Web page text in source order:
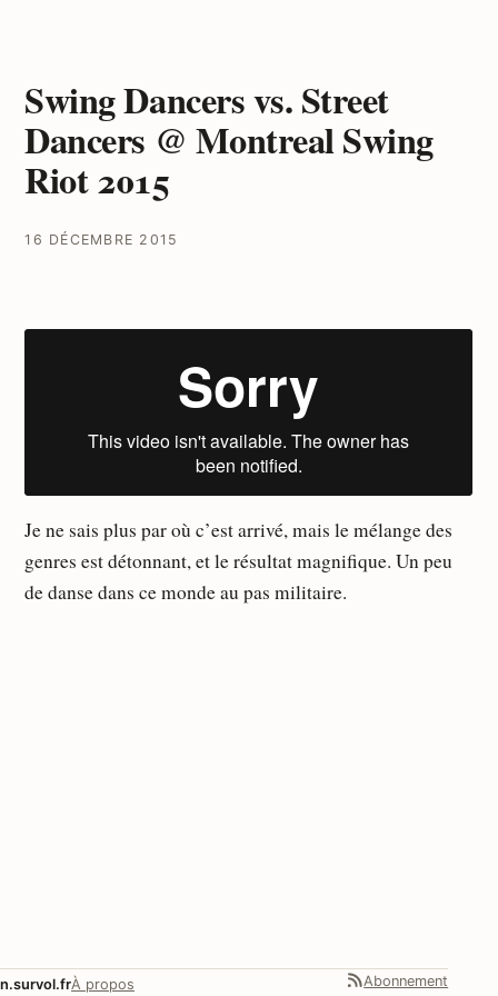
Swing Dancers vs. Street
Dancers @ Montreal Swing
Riot 2015
16 DÉCEMBRE 2015
Je ne sais plus par où c’est arrivé, mais le mélange des
genres est détonnant, et le résultat magnifique. Un peu
de danse dans ce monde au pas militaire.
n.survol.frÀ propos Abonnement